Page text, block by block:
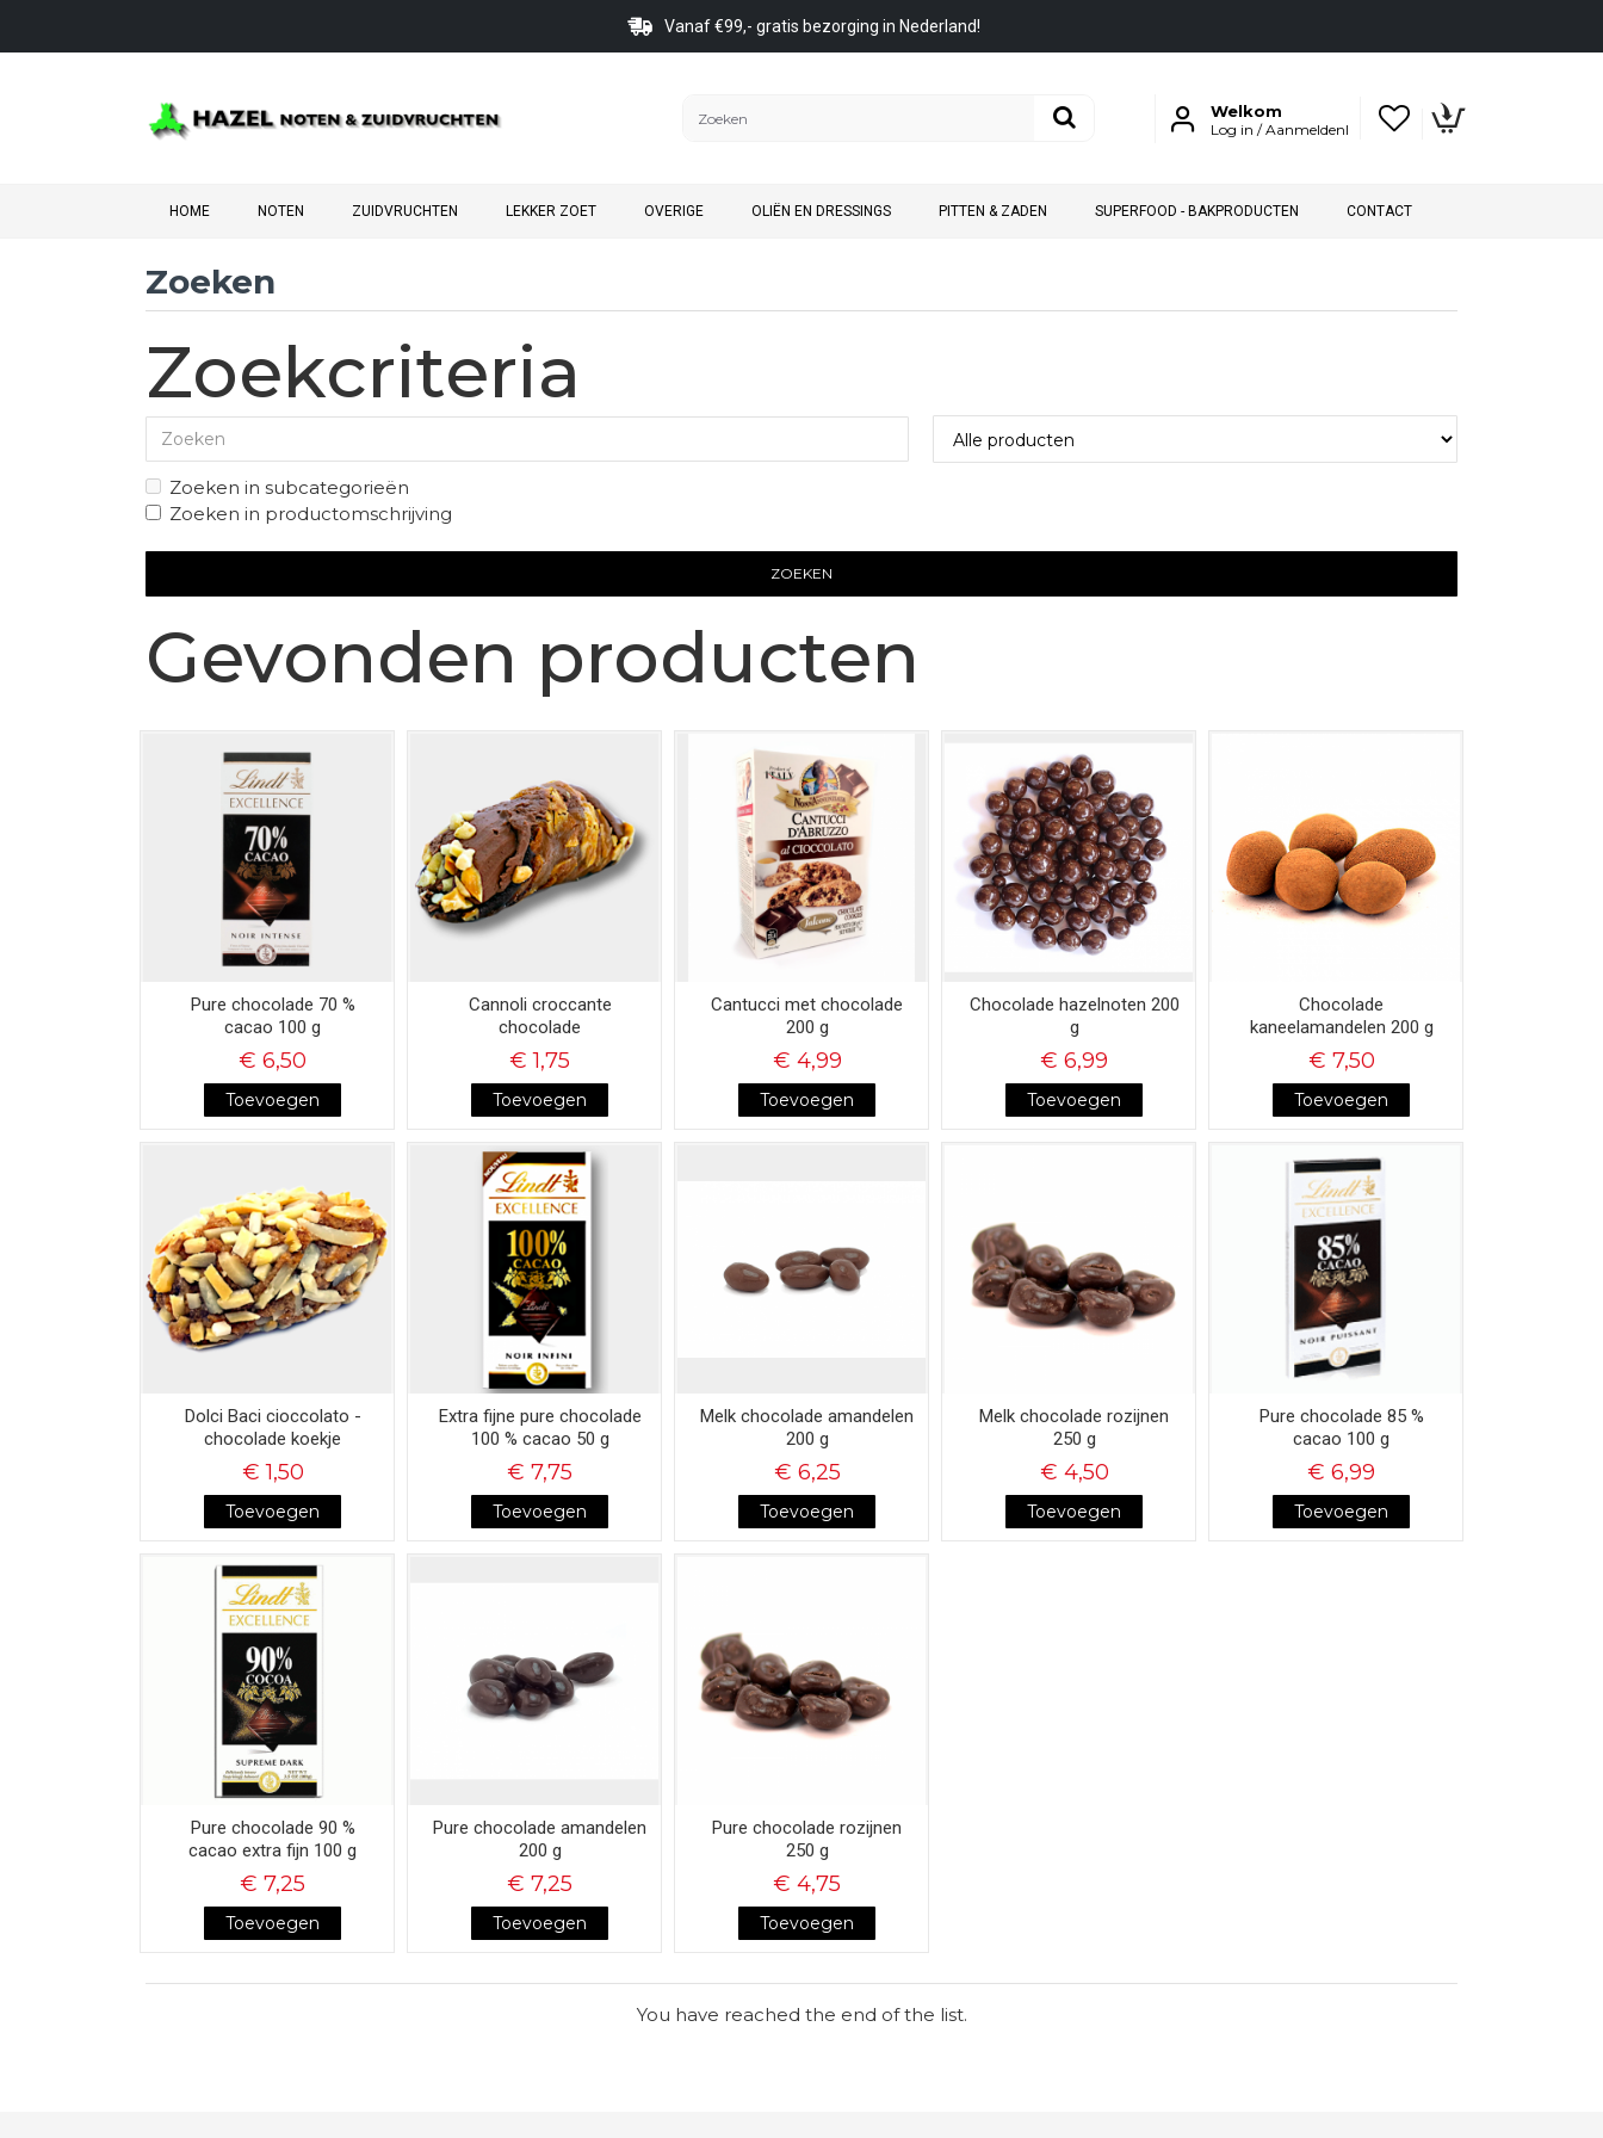
Vanaf €99,- gratis bezorging in Nederland!
Welkom
Log in / Aanmeldenl
HOME NOTEN ZUIDVRUCHTEN LEKKER ZOET OVERIGE OLIËN EN DRESSINGS PITTEN & ZADEN SUPERFOOD - BAKPRODUCTEN CONTACT
Zoeken
Zoekcriteria
Zoeken in subcategorieën
Zoeken in productomschrijving
ZOEKEN
Gevonden producten
Pure chocolade 70 %
cacao 100 g
€ 6,50
Toevoegen
Cannoli croccante
chocolade
€ 1,75
Toevoegen
Cantucci met chocolade
200 g
€ 4,99
Toevoegen
Chocolade hazelnoten 200
g
€ 6,99
Toevoegen
Chocolade
kaneelamandelen 200 g
€ 7,50
Toevoegen
Dolci Baci cioccolato -
chocolade koekje
€ 1,50
Toevoegen
Extra fijne pure chocolade
100 % cacao 50 g
€ 7,75
Toevoegen
Melk chocolade amandelen
200 g
€ 6,25
Toevoegen
Melk chocolade rozijnen
250 g
€ 4,50
Toevoegen
Pure chocolade 85 %
cacao 100 g
€ 6,99
Toevoegen
Pure chocolade 90 %
cacao extra fijn 100 g
€ 7,25
Toevoegen
Pure chocolade amandelen
200 g
€ 7,25
Toevoegen
Pure chocolade rozijnen
250 g
€ 4,75
Toevoegen
You have reached the end of the list.